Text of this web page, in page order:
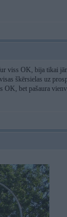
viss OK, bija tikai
škērsielas uz
OK, bet pašaura